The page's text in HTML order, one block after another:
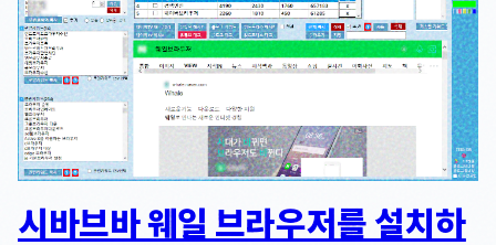
시바브바 웨일 브라우저를 설치하